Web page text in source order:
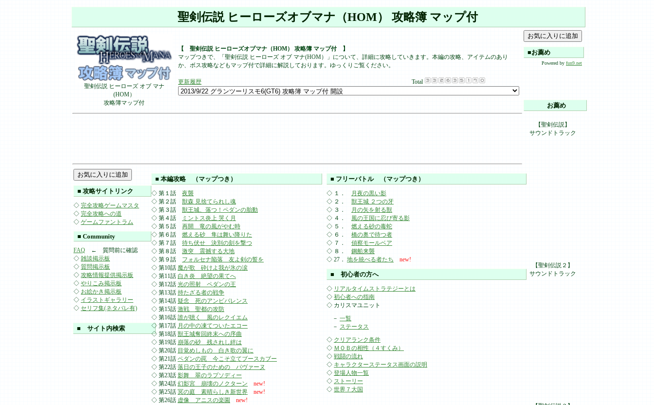
聖剣伝説 ヒーローズオブマナ（HOM） 攻略簿 マップ付
聖剣伝説 ヒーローズ オブ マナ
(HOM）
攻略簿マップ付
【 聖剣伝説 ヒーローズオブマナ（HOM） 攻略簿 マップ付 】
マップつきで、「聖剣伝説 ヒーローズ オブ マナ(HOM）」について、詳細に攻略していきます。本編の攻略、アイテムのあり
か、ボス攻略などもマップ付で詳細に解説しております。ゆっくりご覧ください。
更新履歴 Total
■ 攻略サイトリンク
◇ 完全攻略ゲームマスタ
◇ 完全攻略への道
◇ ゲームファントラム
■ Community
FAQ ← 質問前に確認
◇ 雑談掲示板
◇ 質問掲示板
◇ 攻略情報提供掲示板
◇ やりこみ掲示板
◇ お絵かき掲示板
◇ イラストギャラリー
◇ セリフ集(ネタバレ有)
■ サイト内検索
■ 本編攻略 （マップつき）
◇ 第１話 夜襲
◇ 第２話 獣森 見捨てられし魂
◇ 第３話 獣王城、落つ！ペダンの胎動
◇ 第４話
ミントス炎上 哭く月
◇ 第５話 再開 竜の風がやむ時
◇ 第６話 燃える砂 隼は舞い降りた
◇ 第７話 待ち伏せ 決別の刻を撃つ
◇ 第８話 激突 震撼する大地
◇ 第９話 フォルセナ陥落 友よ剣の誓を
◇ 第10話 魔が歌 砕けよ我が氷の涙
◇ 第11話 白き炎 絶望の果てへ
◇ 第12話 光の照射 ペダンの王
◇ 第13話 持たざる者の戦争
◇ 第14話 疑念 死のアンビバレンス
◇ 第15話 激戦 聖都の攻防
◇ 第16話 誰が聴く 風のレクイエム
◇ 第17話 月の中の凍てついたエコー
◇ 第18話 獣王城奪回終末への序曲
◇ 第19話 崩落の砂 残されし絆は
◇ 第20話 目覚めしもの 白き歌の翼に
◇ 第21話 ペダンの罠 今こそ立てブースカブー
◇ 第22話 落日の王子のための パヴァーヌ
◇ 第23話 影舞 翠のラプソディー
◇ 第24話 幻影宮 崩壊のノクターン
new!
◇ 第25話 冥の庭 素晴らしき新世界
new!
◇ 第26話 虚像 アニスの楽園
new!
■ フリーバトル （マップつき）
◇ １．
月夜の黒い影
◇ ２． 獣王城 ２つの牙
◇ ３．
月の矢を射る獣
◇ ４． 風の王国に忍び寄る影
◇ ５． 燃える砂の毒蛇
◇ ６． 橋の奥で待つ者
◇ ７． 偵察モールベア
◇ ８． 鋼船来襲
◇ 27． 地を統べる者たち new!
■ 初心者の方へ
◇ リアルタイムストラテジーとは
◇ 初心者への指南
◇ カリスマユニット
－ 一覧
－ ステータス
◇ クリアランク条件
◇ ＭＯＢの相性（４すくみ）
◇ 戦闘の流れ
◇ キャラクターステータス画面の説明
◇ 登場人物一覧
◇ ストーリー
◇ 世界７大国
■お薦め
Powered by fun9.net
お薦め
【聖剣伝説】
サウンドトラック
【聖剣伝説２】
サウンドトラック